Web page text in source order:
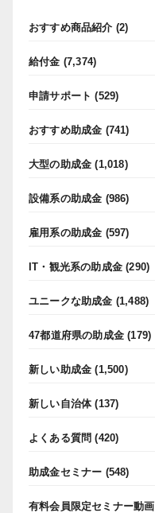
おすすめ商品紹介 (2)
給付金 (7,374)
申請サポート (529)
おすすめ助成金 (741)
大型の助成金 (1,018)
設備系の助成金 (986)
雇用系の助成金 (597)
IT・観光系の助成金 (290)
ユニークな助成金 (1,488)
47都道府県の助成金 (179)
新しい助成金 (1,500)
新しい自治体(137)
よくある質問 (420)
助成金セミナー (548)
有料会員限定セミナー動画